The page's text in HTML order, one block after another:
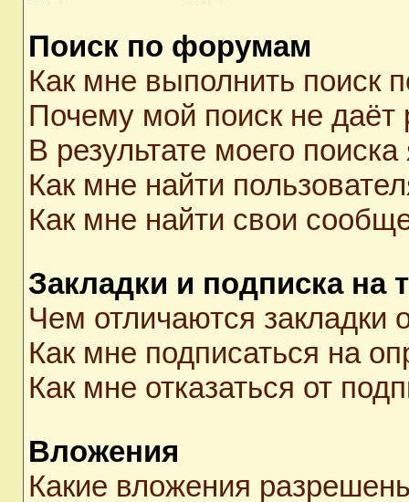
Поиск по форумам
Как мне выполнить
Почему мой поиск не даёт
В результате моего
Как мне найти
Как мне найти свои
Закладки и подписка на
Чем отличаются закладки
Как мне подписаться на
Как мне отказаться от
Вложения
Какие вложения